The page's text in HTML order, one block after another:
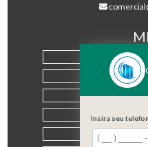
Insira seu